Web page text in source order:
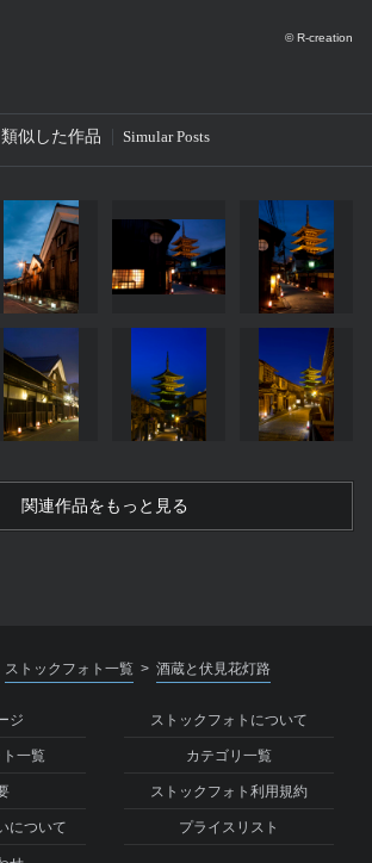
© R-creation
類似した作品 Simular Posts
関連作品をもっと見る
ストックフォト一覧 > 酒蔵と伏見花灯路
ジ ストックフォトについて
一覧 カテゴリ一覧
ストックフォト利用規約
について プライスリスト